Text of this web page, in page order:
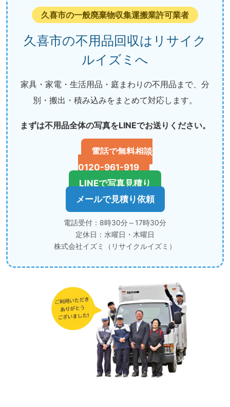
久喜市の一般廃棄物収集運搬業許可業者
久喜市の不用品回収はリサイク
ルイズミへ
家具・家電・生活用品・庭まわりの不用品まで、分
別・搬出・積み込みをまとめて対応します。
まずは不用品全体の写真をLINEでお送りください。
電話で無料相談
0120-961-919
LINEで写真見積り
メールで見積り依頼
電話受付：8時30分～17時30分
定休日：水曜日・木曜日
株式会社イズミ（リサイクルイズミ）